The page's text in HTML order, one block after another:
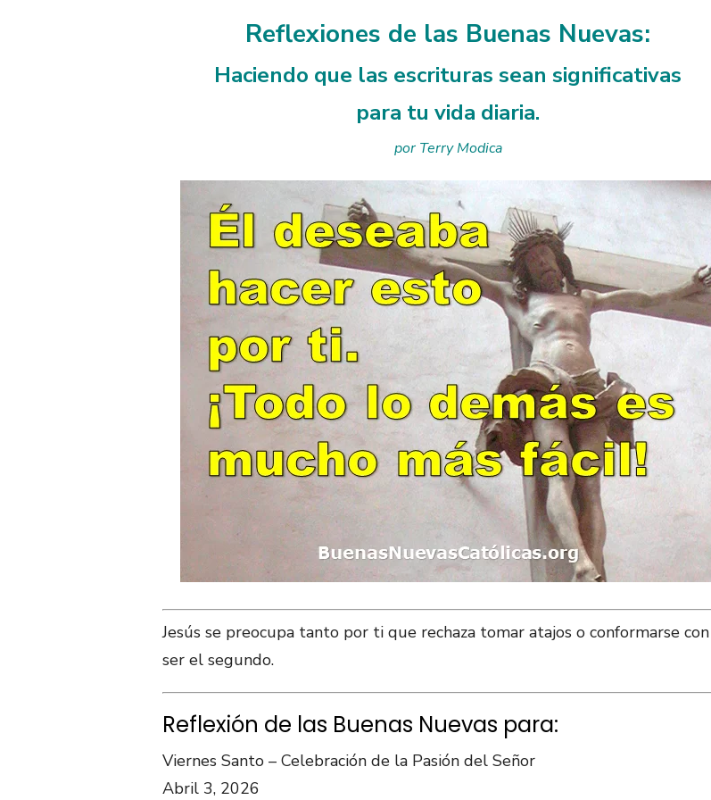
Reflexiones de las Buenas Nuevas:
Haciendo que las escrituras sean significativas
para tu vida diaria.
por Terry Modica
Jesús se preocupa tanto por ti que rechaza tomar atajos o conformarse con
ser el segundo.
Reflexión de las Buenas Nuevas para:
Viernes Santo – Celebración de la Pasión del Señor
Abril 3, 2026